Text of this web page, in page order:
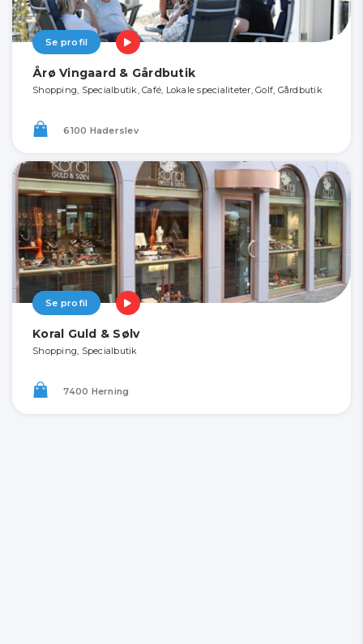
Se profil
Årø Vingaard & Gårdbutik
Shopping, Specialbutik, Café, Lokale specialiteter, Golf, Gårdbutik
6100 Haderslev
Se profil
Koral Guld & Sølv
Shopping, Specialbutik
7400 Herning